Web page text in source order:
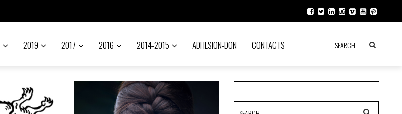
2019 2017 2016 2014-2015 ADHESION-DON CONTACTS